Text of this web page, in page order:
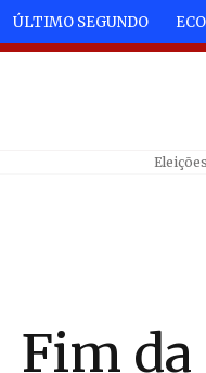
ÚLTIMO SEGUNDO
Fim da